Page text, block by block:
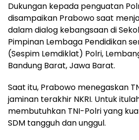
Dukungan kepada penguatan
disampaikan Prabowo saat
dalam dialog kebangsaan di
Pimpinan Lembaga Pendidikan
(Sespim Lemdiklat) Polri,
Bandung Barat, Jawa Barat.
Saat itu, Prabowo menegaskan
jaminan terakhir NKRI. Untuk
membutuhkan TNI-Polri yang
SDM tangguh dan unggul.